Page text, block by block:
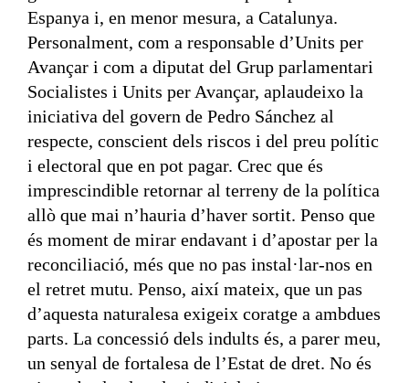
Espanya i, en menor mesura, a Catalunya.
Personalment, com a responsable d’Units per
Avançar i com a diputat del Grup parlamentari
Socialistes i Units per Avançar, aplaudeixo la
iniciativa del govern de Pedro Sánchez al
respecte, conscient dels riscos i del preu polític
i electoral que en pot pagar. Crec que és
imprescindible retornar al terreny de la política
allò que mai n’hauria d’haver sortit. Penso que
és moment de mirar endavant i d’apostar per la
reconciliació, més que no pas instal·lar-nos en
el retret mutu. Penso, així mateix, que un pas
d’aquesta naturalesa exigeix coratge a ambdues
parts. La concessió dels indults és, a parer meu,
un senyal de fortalesa de l’Estat de dret. No és